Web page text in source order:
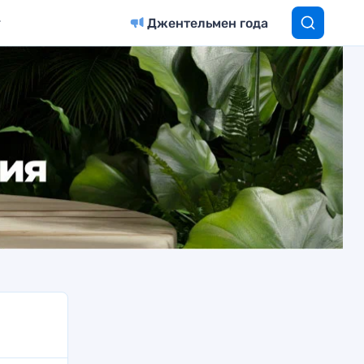
Джентельмен года